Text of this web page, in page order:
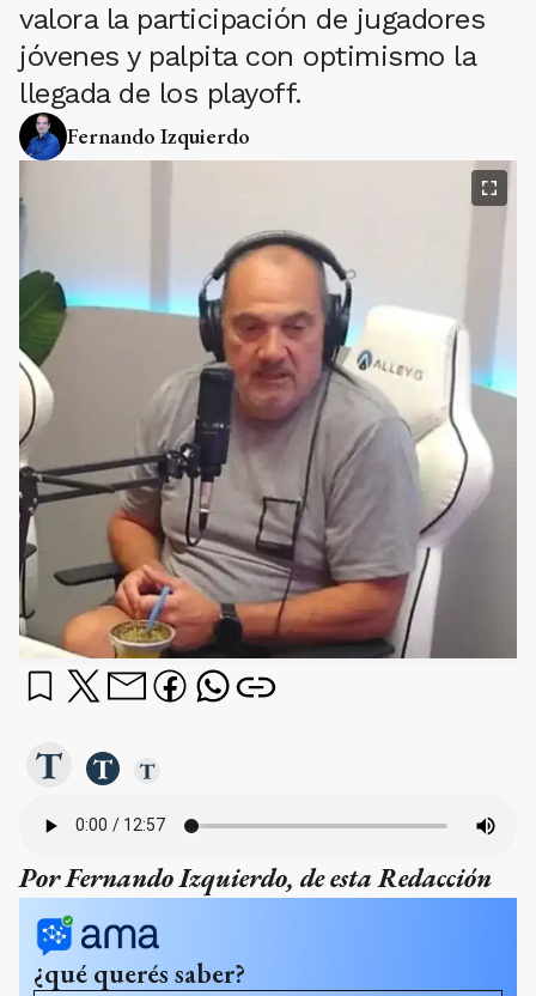
valora la participación de jugadores
jóvenes y palpita con optimismo la
llegada de los playoff.
Fernando Izquierdo
Por Fernando Izquierdo, de esta Redacción
¿qué querés saber?